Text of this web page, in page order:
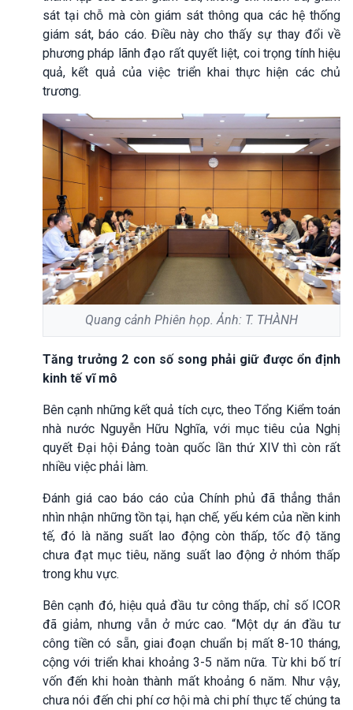
sát tại chỗ mà còn giám sát thông qua các hệ thống
giám sát, báo cáo. Điều này cho thấy sự thay đổi về
phương pháp lãnh đạo rất quyết liệt, coi trọng tính hiệu
quả, kết quả của việc triển khai thực hiện các chủ
trương.
Quang cảnh Phiên họp. Ảnh: T. THÀNH
Tăng trưởng 2 con số song phải giữ được ổn định
kinh tế vĩ mô
Bên cạnh những kết quả tích cực, theo Tổng Kiểm toán
nhà nước Nguyễn Hữu Nghĩa, với mục tiêu của Nghị
quyết Đại hội Đảng toàn quốc lần thứ XIV thì còn rất
nhiều việc phải làm.
Đánh giá cao báo cáo của Chính phủ đã thẳng thắn
nhìn nhận những tồn tại, hạn chế, yếu kém của nền kinh
tế, đó là năng suất lao động còn thấp, tốc độ tăng
chưa đạt mục tiêu, năng suất lao động ở nhóm thấp
trong khu vực.
Bên cạnh đó, hiệu quả đầu tư công thấp, chỉ số ICOR
đã giảm, nhưng vẫn ở mức cao. “Một dự án đầu tư
công tiền có sẵn, giai đoạn chuẩn bị mất 8-10 tháng,
cộng với triển khai khoảng 3-5 năm nữa. Từ khi bố trí
vốn đến khi hoàn thành mất khoảng 6 năm. Như vậy,
chưa nói đến chi phí cơ hội mà chi phí thực tế chúng ta